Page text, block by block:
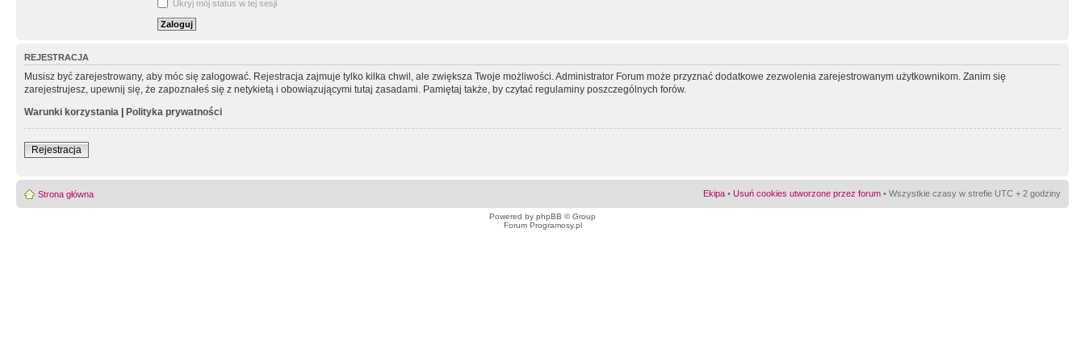
Ukryj mój status w tej sesji
REJESTRACJA
Musisz być zarejestrowany, aby móc się zalogować. Rejestracja zajmuje tylko kilka chwil, ale zwiększa Twoje możliwości. Administrator Forum może przyznać dodatkowe zezwolenia zarejestrowanym użytkownikom. Zanim się
zarejestrujesz, upewnij się, że zapoznałeś się z netykietą i obowiązującymi tutaj zasadami. Pamiętaj także, by czytać regulaminy poszczególnych forów.
Warunki korzystania | Polityka prywatności
Rejestracja
Strona główna Ekipa • Usuń cookies utworzone przez forum • Wszystkie czasy w strefie UTC + 2 godziny
Powered by phpBB © Group
Forum Programosy.pl